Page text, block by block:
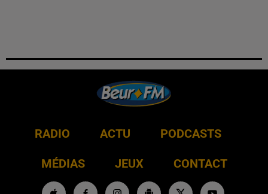
RADIO ACTU PODCASTS
MÉDIAS JEUX CONTACT